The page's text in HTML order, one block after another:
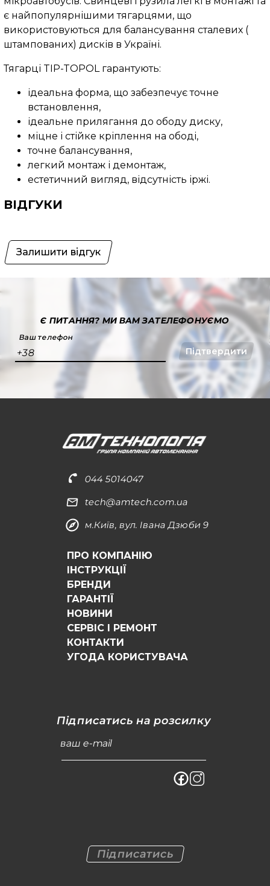
є найпопулярнішими тягарцями, що
використовуються для балансування сталевих (
штампованих) дисків в Україні.
Тягарці TIP-TOPOL гарантують:
ідеальна форма, що забезпечує точне
встановлення,
ідеальне прилягання до ободу диску,
міцне і стійке кріплення на ободі,
точне балансування,
легкий монтаж і демонтаж,
естетичний вигляд, відсутність іржі.
ВІДГУКИ
Залишити відгук
Є ПИТАННЯ?МИ ВАМ ЗАТЕЛЕФОНУЄМО
Ваш телефон
+38 Підтвердити
044 5014047
tech@amtech.com.ua
м.Київ, вул. Івана Дзюби 9
ПРО КОМПАНІЮ
ІНСТРУКЦІЇ
БРЕНДИ
ГАРАНТІЇ
НОВИНИ
СЕРВІС І РЕМОНТ
КОНТАКТИ
УГОДА КОРИСТУВАЧА
Підписатись на розсилку
ваш e-mail
Підписатись